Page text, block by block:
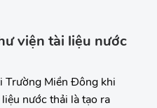
viện tài liệu nước
Trường Miền Đông khi
nước thải là tạo ra